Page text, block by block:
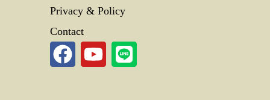
Privacy & Policy
Contact